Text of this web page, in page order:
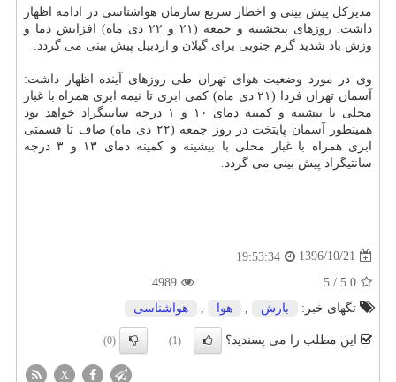
مدیركل پیش بینی و اخطار سریع سازمان هواشناسی در ادامه اظهار
داشت: روزهای پنجشنبه و جمعه (۲۱ و ۲۲ دی ماه) افزایش دما و
وزش باد شدید گرم جنوبی برای گیلان و اردبیل پیش بینی می گردد.
وی در مورد وضعیت هوای تهران طی روزهای آینده اظهار داشت:
آسمان تهران فردا (۲۱ دی ماه) كمی ابری تا نیمه ابری همراه با غبار
محلی با بیشینه و كمینه دمای ۱۰ و ۱ درجه سانتیگراد خواهد بود
همینطور آسمان پایتخت در روز جمعه (۲۲ دی ماه) صاف تا قسمتی
ابری همراه با غبار محلی با بیشینه و كمینه دمای ۱۳ و ۳ درجه
سانتیگراد پیش بینی می گردد.
1396/10/21
19:53:34
5.0
/
5
4989
تگهای خبر:
بارش هوا هواشناسی
این مطلب را می پسندید؟ (1)
(0)
X